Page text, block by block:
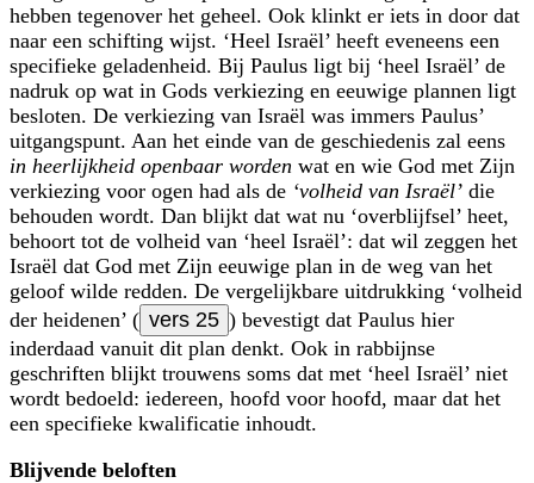
hebben tegenover het geheel. Ook klinkt er iets in door dat
naar een schifting wijst. ‘Heel Israël’ heeft eveneens een
specifieke geladenheid. Bij Paulus ligt bij ‘heel Israël’ de
nadruk op wat in Gods verkiezing en eeuwige plannen ligt
besloten. De verkiezing van Israël was immers Paulus’
uitgangspunt. Aan het einde van de geschiedenis zal eens
in heerlijkheid openbaar worden wat en wie God met Zijn
verkiezing voor ogen had als de ‘volheid van Israël’ die
behouden wordt. Dan blijkt dat wat nu ‘overblijfsel’ heet,
behoort tot de volheid van ‘heel Israël’: dat wil zeggen het
Israël dat God met Zijn eeuwige plan in de weg van het
geloof wilde redden. De vergelijkbare uitdrukking ‘volheid
der heidenen’ ( vers 25 ) bevestigt dat Paulus hier
inderdaad vanuit dit plan denkt. Ook in rabbijnse
geschriften blijkt trouwens soms dat met ‘heel Israël’ niet
wordt bedoeld: iedereen, hoofd voor hoofd, maar dat het
een specifieke kwalificatie inhoudt.
Blijvende beloften